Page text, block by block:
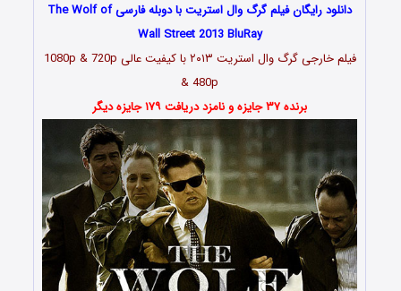
دانلود رایگان فیلم گرگ وال استریت با دوبله فارسی The Wolf of
Wall Street 2013 BluRay
فیلم خارجی گرگ وال استریت ۲۰۱۳ با کیفیت عالی 1080p & 720p
& 480p
برنده ۳۷ جایزه و نامزد دریافت ۱۷۹ جایزه دیگر